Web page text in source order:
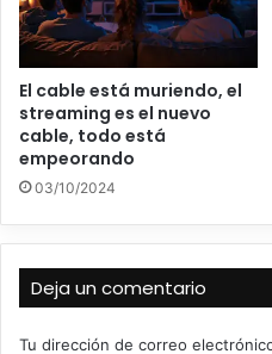
El cable está muriendo, el
streaming es el nuevo
cable, todo está
empeorando
03/10/2024
Deja un comentario
Tu dirección de correo